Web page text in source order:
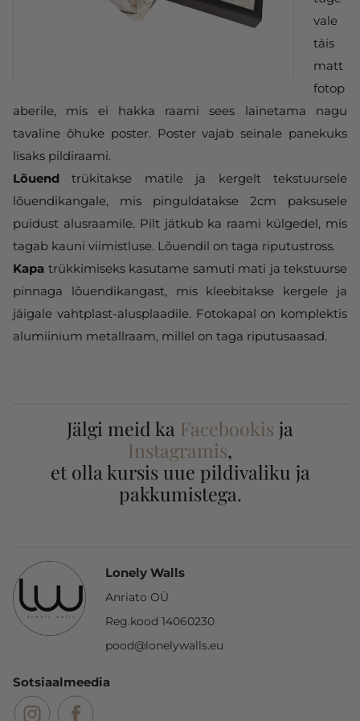
vale
täis
matt
fotop
aberile, mis ei hakka raami sees lainetama nagu
tavaline õhuke poster. Poster vajab seinale panekuks
lisaks pildiraami.
Lõuend trükitakse matile ja kergelt tekstuursele
lõuendikangale, mis pinguldatakse 2cm paksusele
puidust alusraamile. Pilt jätkub ka raami külgedel, mis
tagab kauni viimistluse. Lõuendil on taga riputustross.
Kapa trükkimiseks kasutame samuti mati ja tekstuurse
pinnaga lõuendikangast, mis kleebitakse kergele ja
jäigale vahtplast-alusplaadile. Fotokapal on komplektis
alumiinium metallraam, millel on taga riputusaasad.
Jälgi meid ka Facebookis ja
Instagramis,
et olla kursis uue pildivaliku ja
pakkumistega.
Lonely Walls
Anriato OÜ
Reg.kood 14060230
pood@lonelywalls.eu
Sotsiaalmeedia